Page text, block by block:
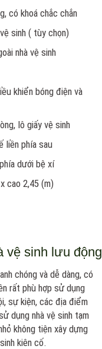
có khoá chắc chắn
sinh ( tùy chọn)
nhà vệ sinh
khiển bóng điện và
lô giấy vệ sinh
liền phía sau
dưới bệ xí
cao 2,45 (m)
vệ sinh lưu
chóng và dễ dàng, có
rất phù hợp sử dụng
sự kiện, các địa điểm
dụng nhà vệ sinh tạm
không tiện xây dựng
kiên cố.